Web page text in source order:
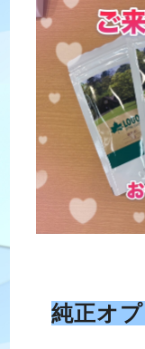
純正オ